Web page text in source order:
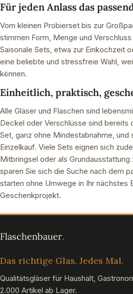
Für jeden Anlass das
Vom kleinen Probierset bis zur
stimmen Form, Menge und
Saisonale Sets, etwa zur Einkochzeit
eine beliebte und stressfreie Wahl,
können.
Einheitlich, praktisch,
Alle Gläser und Flaschen sind
Deckel oder Verschlüsse sind bereits
Set, ganz ohne Mindestabnahme,
Einzelkauf. Viele Sets eignen sich
Mitbringsel oder als Grundausstattung
sparen Sie sich die Suche nach dem
starten ohne Umwege in Ihr nächstes
Geschenkprojekt.
Das richtige Glas. Jedes Mal.
Qualitätsgläser für Haushalt,
2.000 Artikel ab Lager.